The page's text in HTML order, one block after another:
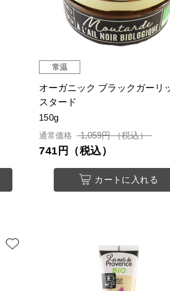
常温
オーガニック ブラックガーリ
スタード
150g
通常価格 1,059円 （税込）
741円（税込）
カートに入れる